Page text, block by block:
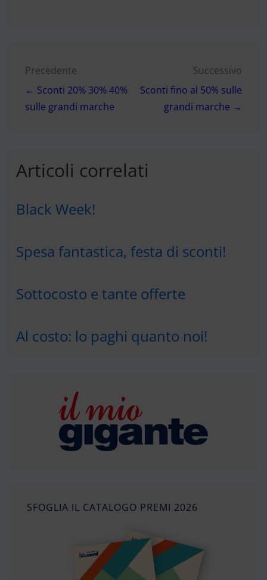
Navigazione
articoli
Precedente
← Sconti 20% 30% 40%
sulle grandi marche
Successivo
Sconti fino al 50% sulle
grandi marche →
Articoli correlati
Black Week!
Spesa fantastica, festa di sconti!
Sottocosto e tante offerte
Al costo: lo paghi quanto noi!
SFOGLIA IL CATALOGO PREMI 2026